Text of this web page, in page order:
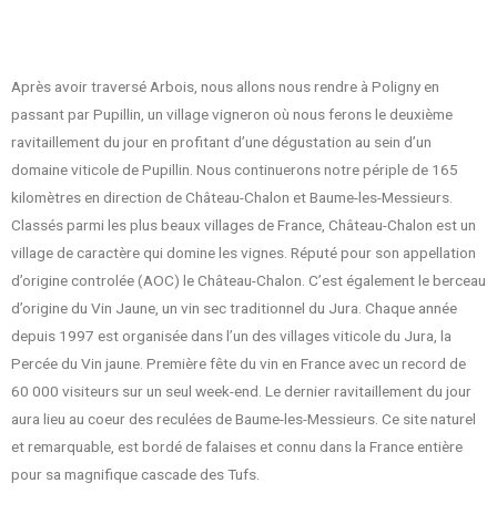
Après avoir traversé Arbois, nous allons nous rendre à Poligny en
passant par Pupillin, un village vigneron où nous ferons le deuxième
ravitaillement du jour en profitant d’une dégustation au sein d’un
domaine viticole de Pupillin. Nous continuerons notre périple de 165
kilomètres en direction de Château-Chalon et Baume-les-Messieurs.
Classés parmi les plus beaux villages de France, Château-Chalon est un
village de caractère qui domine les vignes. Réputé pour son appellation
d’origine controlée (AOC) le Château-Chalon. C’est également le berceau
d’origine du Vin Jaune, un vin sec traditionnel du Jura. Chaque année
depuis 1997 est organisée dans l’un des villages viticole du Jura, la
Percée du Vin jaune. Première fête du vin en France avec un record de
60 000 visiteurs sur un seul week-end. Le dernier ravitaillement du jour
aura lieu au coeur des reculées de Baume-les-Messieurs. Ce site naturel
et remarquable, est bordé de falaises et connu dans la France entière
pour sa magnifique cascade des Tufs.